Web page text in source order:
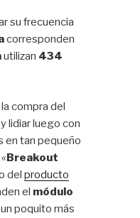
su frecuencia
corresponden
utilizan 434
compra del
lidiar luego con
en tan pequeño
Breakout
delproducto
el módulo
poquito más